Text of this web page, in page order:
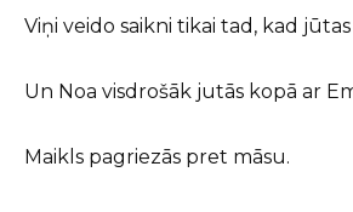
Viņi veido saikni tikai tad, kad jūtas
Un Noa visdrošāk jutās kopā ar
Maikls pagriezās pret māsu.